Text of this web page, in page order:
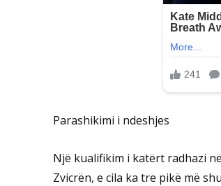
Parashikimi i ndeshjes
Një kualifikim i katërt radhazi
Zvicrën, e cila ka tre pikë më